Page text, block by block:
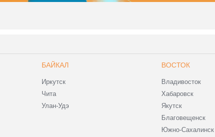
БАЙКАЛ
Иркутск
Чита
Улан-Удэ
ВОСТОК
Владивосток
Хабаровск
Якутск
Благовещенск
Южно-Сахалинск